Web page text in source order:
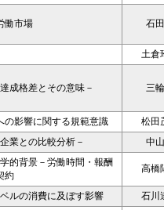
働市場 石
土倉
成格差とその意味－ 三
の影響に関する規範意識
松田
業との比較分析－
中
的背景－労働時間・報酬
約
高橋
ルの消費に及ぼす影響
石川